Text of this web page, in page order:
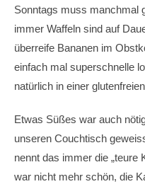
Sonntags muss manchmal
immer Waffeln sind auf
überreife Bananen im
einfach mal superschnelle
natürlich in einer
Etwas Süßes war auch
unseren Couchtisch
nennt das immer die „teure
war nicht mehr schön, die